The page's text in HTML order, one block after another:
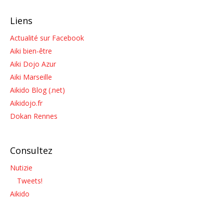
Liens
Actualité sur Facebook
Aiki bien-être
Aiki Dojo Azur
Aiki Marseille
Aikido Blog (.net)
Aikidojo.fr
Dokan Rennes
Consultez
Nutizie
Tweets!
Aikido